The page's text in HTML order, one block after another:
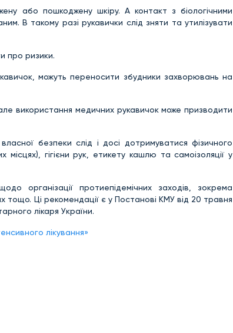
або пошкоджену шкіру. А контакт з біологічними
В такому разі рукавички слід зняти та утилізувати
про ризики.
можуть переносити збудники захворювань на
використання медичних рукавичок може призводити
безпеки слід і досі дотримуватися фізичного
гігієни рук, етикету кашлю та самоізоляції у
організації протиепідемічних заходів, зокрема
тощо. Ці рекомендації є у Постанові КМУ від 20 травня
лікаря України.
лікування»